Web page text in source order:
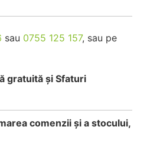
sau 0755 125 157, sau pe
gratuită și Sfaturi
comenzii și a stocului,